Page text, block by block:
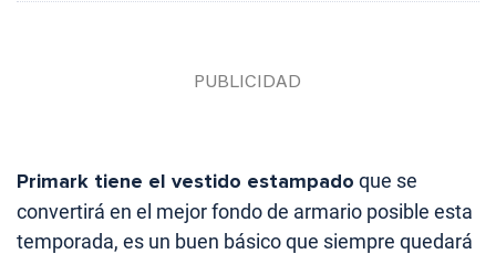
Primark tiene el vestido estampado que se
convertirá en el mejor fondo de armario posible esta
temporada, es un buen básico que siempre quedará